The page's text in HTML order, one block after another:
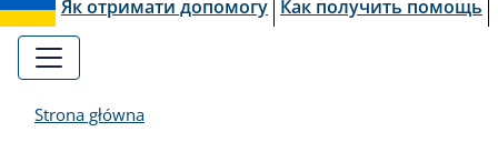
Як отримати допомогу Как получить помощь
Strona główna